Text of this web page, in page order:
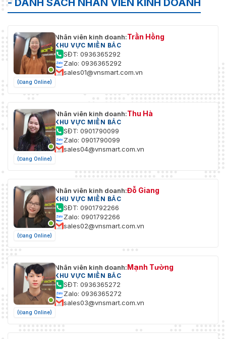
- DANH SÁCH NHÂN VIÊN KINH DOANH
(Đang Online)
Nhân viên kinh doanh:Trần Hồng
KHU VỰC MIỀN BẮC
SĐT: 0936365292
Zalo: 0936365292
sales01@vnsmart.com.vn
(Đang Online)
Nhân viên kinh doanh:Thu Hà
KHU VỰC MIỀN BẮC
SĐT: 0901790099
Zalo: 0901790099
sales04@vnsmart.com.vn
(Đang Online)
Nhân viên kinh doanh:Đỗ Giang
KHU VỰC MIỀN BẮC
SĐT: 0901792266
Zalo: 0901792266
sales02@vnsmart.com.vn
(Đang Online)
Nhân viên kinh doanh:Mạnh Tường
KHU VỰC MIỀN BẮC
SĐT: 0936365272
Zalo: 0936365272
sales03@vnsmart.com.vn